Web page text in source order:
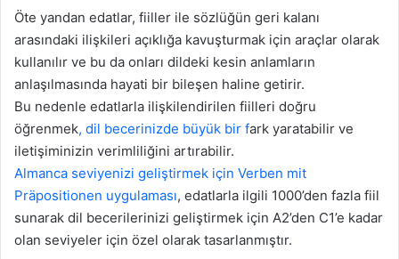
Öte yandan edatlar, fiiller ile sözlüğün geri kalanı
arasındaki ilişkileri açıklığa kavuşturmak için araçlar olarak
kullanılır ve bu da onları dildeki kesin anlamların
anlaşılmasında hayati bir bileşen haline getirir.
Bu nedenle edatlarla ilişkilendirilen fiilleri doğru
öğrenmek, dil becerinizde büyük bir fark yaratabilir ve
iletişiminizin verimliliğini artırabilir.
Almanca seviyenizi geliştirmek için Verben mit
Präpositionen uygulaması, edatlarla ilgili 1000’den fazla fiil
sunarak dil becerilerinizi geliştirmek için A2’den C1’e kadar
olan seviyeler için özel olarak tasarlanmıştır.